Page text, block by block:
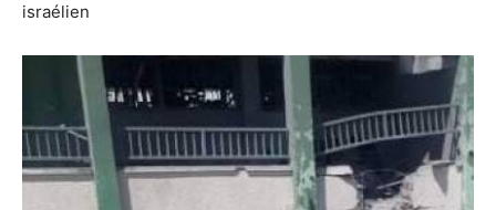
israélien